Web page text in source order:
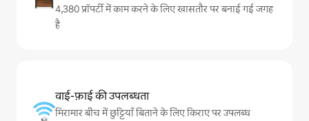
4,380 प्रॉपर्टी में काम करने के लिए खासतौर पर बनाई गई जगह
है
वाई-फ़ाई की उपलब्धता
मिरामार बीच में छुट्टियाँ बिताने के लिए किराए पर उपलब्ध